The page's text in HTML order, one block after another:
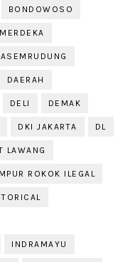
BONDOWOSO
DAERAH
DELI DEMAK
DKI JAKARTA DL
LAWANG
ROKOK ILEGAL
INDRAMAYU